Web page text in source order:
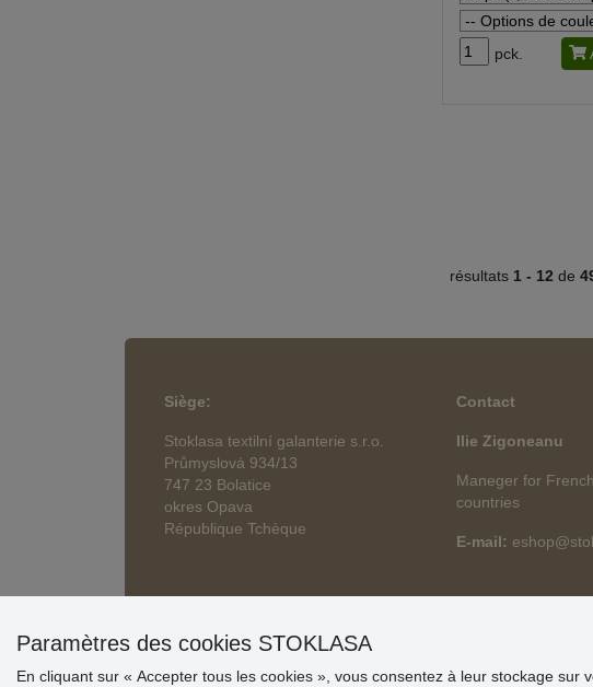
pck.
résultats 1 - 12 de
Siège:
Stoklasa textilní galanterie s.r.o.
Průmyslová 934/13
747 23 Bolatice
okres Opava
République Tchèque
Contact
Ilie Zigoneanu
Maneger for
countries
E-mail:
Paramètres des cookies STOKLASA
En cliquant sur « Accepter tous les cookies », vous consentez à leur stockage sur